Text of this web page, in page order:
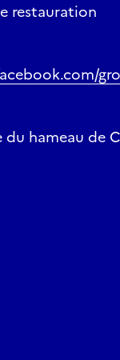
restauration
du hameau de